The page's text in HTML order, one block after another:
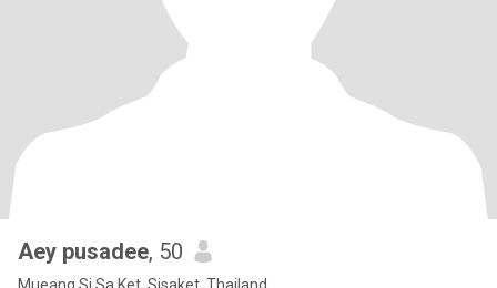
Aey pusadee, 50